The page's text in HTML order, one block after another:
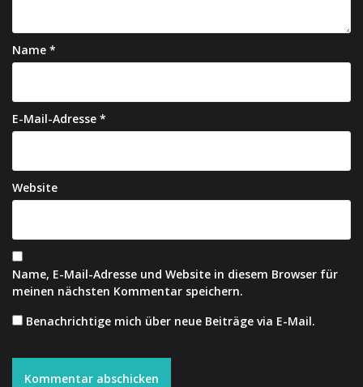
Name *
E-Mail-Adresse *
Website
Name, E-Mail-Adresse und Website in diesem Browser für
meinen nächsten Kommentar speichern.
Benachrichtige mich über neue Beiträge via E-Mail.